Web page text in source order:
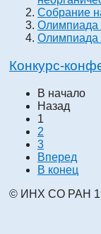
Собрание
Конкурс-
В начало
Назад
1
2
3
Вперед
В конец
© ИНХ СО РАН